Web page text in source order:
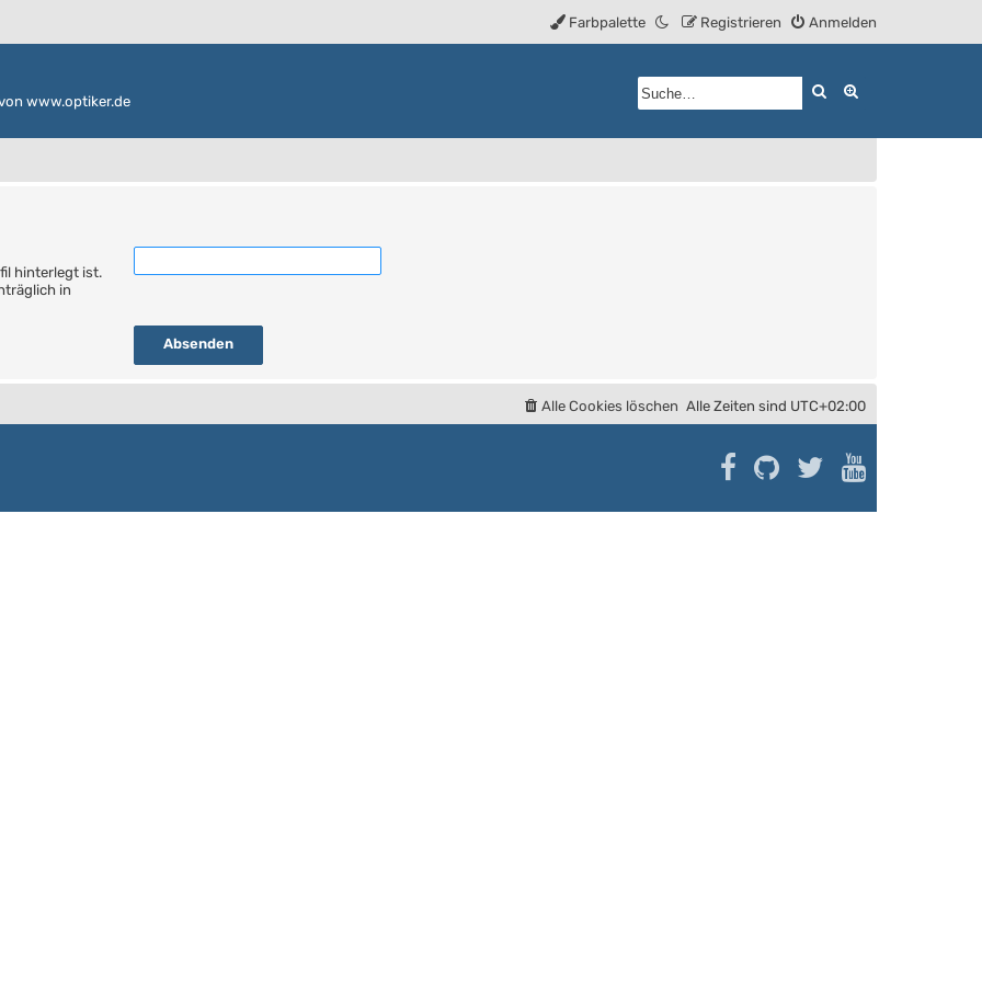
Anmelden
Registrieren
Farbpalette
www.optiker.de
Suche
hinterlegt ist.
in
Alle Zeiten sind UTC+02:00
Alle Cookies löschen